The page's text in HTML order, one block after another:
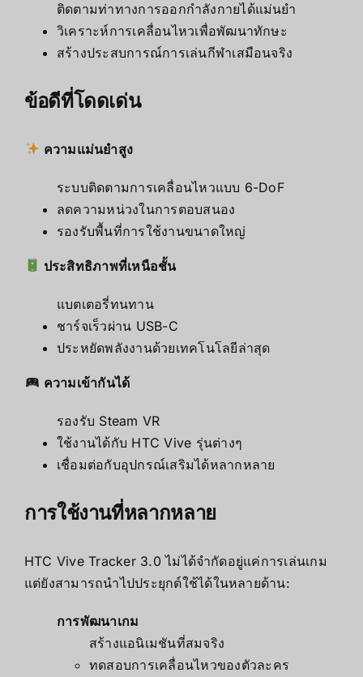
ติดตามท่าทางการออกกำลังกายได้แม่นยำ
วิเคราะห์การเคลื่อนไหวเพื่อพัฒนาทักษะ
สร้างประสบการณ์การเล่นกีฬาเสมือนจริง
ข้อดีที่โดดเด่น
ความแม่นยำสูง
ระบบติดตามการเคลื่อนไหวแบบ 6-DoF
ลดความหน่วงในการตอบสนอง
รองรับพื้นที่การใช้งานขนาดใหญ่
ประสิทธิภาพที่เหนือชั้น
แบตเตอรี่ทนทาน
ชาร์จเร็วผ่าน USB-C
ประหยัดพลังงานด้วยเทคโนโลยีล่าสุด
ความเข้ากันได้
รองรับ Steam VR
ใช้งานได้กับ HTC Vive รุ่นต่างๆ
เชื่อมต่อกับอุปกรณ์เสริมได้หลากหลาย
การใช้งานที่หลากหลาย
HTC Vive Tracker 3.0 ไม่ได้จำกัดอยู่แค่การเล่นเกม
แต่ยังสามารถนำไปประยุกต์ใช้ได้ในหลายด้าน:
การพัฒนาเกม
สร้างแอนิเมชันที่สมจริง
ทดสอบการเคลื่อนไหวของตัวละคร